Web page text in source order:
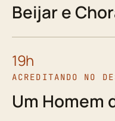
Beijar e
19h
ACREDITANDO NO
Um Homem